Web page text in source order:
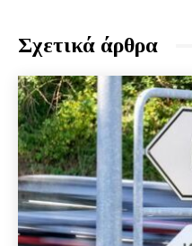
Σχετικά άρθρα